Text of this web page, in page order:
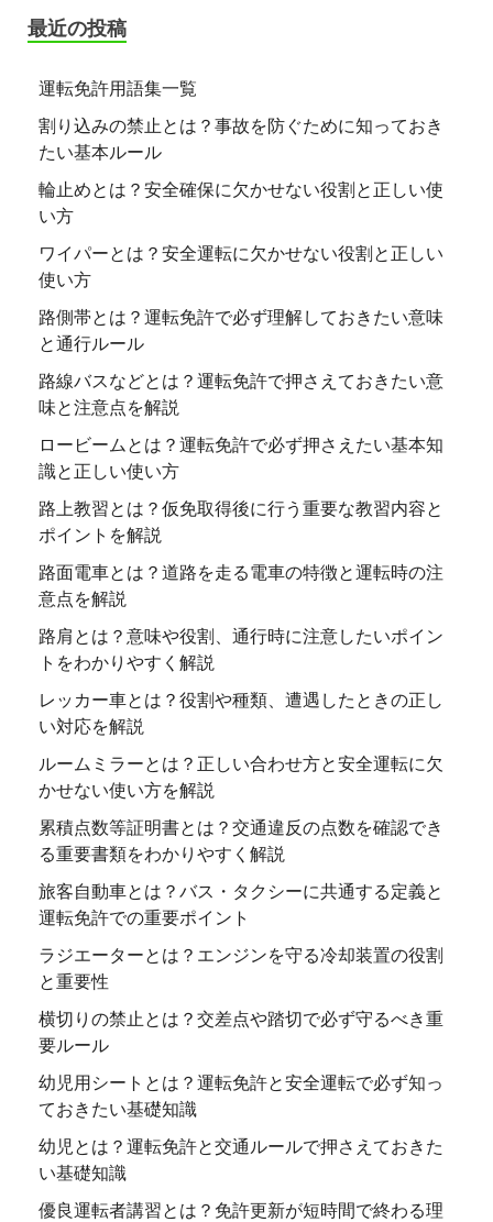
最近の投稿
運転免許用語集一覧
割り込みの禁止とは？事故を防ぐために知っておき
たい基本ルール
輪止めとは？安全確保に欠かせない役割と正しい使
い方
ワイパーとは？安全運転に欠かせない役割と正しい
使い方
路側帯とは？運転免許で必ず理解しておきたい意味
と通行ルール
路線バスなどとは？運転免許で押さえておきたい意
味と注意点を解説
ロービームとは？運転免許で必ず押さえたい基本知
識と正しい使い方
路上教習とは？仮免取得後に行う重要な教習内容と
ポイントを解説
路面電車とは？道路を走る電車の特徴と運転時の注
意点を解説
路肩とは？意味や役割、通行時に注意したいポイン
トをわかりやすく解説
レッカー車とは？役割や種類、遭遇したときの正し
い対応を解説
ルームミラーとは？正しい合わせ方と安全運転に欠
かせない使い方を解説
累積点数等証明書とは？交通違反の点数を確認でき
る重要書類をわかりやすく解説
旅客自動車とは？バス・タクシーに共通する定義と
運転免許での重要ポイント
ラジエーターとは？エンジンを守る冷却装置の役割
と重要性
横切りの禁止とは？交差点や踏切で必ず守るべき重
要ルール
幼児用シートとは？運転免許と安全運転で必ず知っ
ておきたい基礎知識
幼児とは？運転免許と交通ルールで押さえておきた
い基礎知識
優良運転者講習とは？免許更新が短時間で終わる理